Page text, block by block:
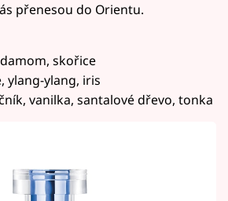
přenesou do Orientu.
skořice
ylang-ylang, iris
vanilka, santalové dřevo, tonka